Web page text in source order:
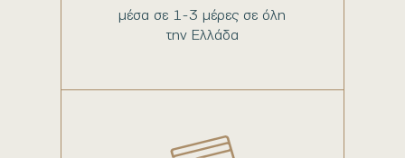
μέσα σε 1-3 μέρες σε όλη
την Ελλάδα